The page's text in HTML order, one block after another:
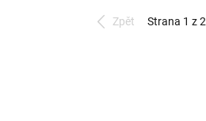
Zpět Strana 1 z 2